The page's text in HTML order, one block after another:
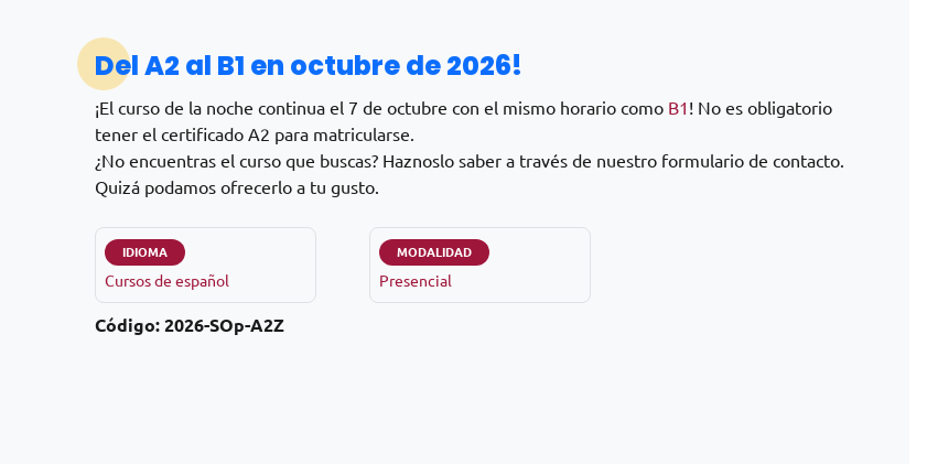
Del A2 al B1 en octubre de 2026!
¡El curso de la noche continua el 7 de octubre con el mismo horario como B1 ! No es obligatorio
tener el certificado A2 para matricularse.
¿No encuentras el curso que buscas? Haznoslo saber a través de nuestro formulario de contacto.
Quizá podamos ofrecerlo a tu gusto.
IDIOMA
Cursos de español
MODALIDAD
Presencial
Código:2026-SOp-A2Z